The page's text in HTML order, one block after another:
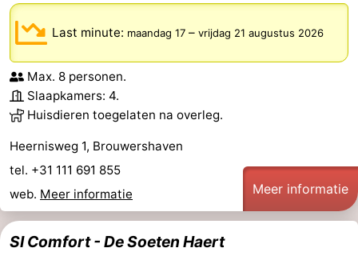
Kerken
Molens
-
Uitkijkpunten
Attracties
Rondvaarten
-
Speeltuinen
-
Binnenspeeltuinen
-
Last minute: maandag 17 – vrijdag 21 augustus 2026
Max. 8 personen.
Slaapkamers: 4.
Huisdieren toegelaten na overleg.
Heernisweg 1, Brouwershaven
tel. +31 111 691 855
web. Meer informatie Meer informatie
SI Comfort - De Soeten Haert